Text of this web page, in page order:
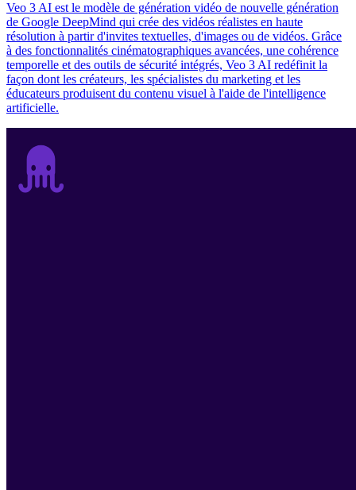
Veo 3 AI est le modèle de génération vidéo de nouvelle génération
de Google DeepMind qui crée des vidéos réalistes en haute
résolution à partir d'invites textuelles, d'images ou de vidéos. Grâce
à des fonctionnalités cinématographiques avancées, une cohérence
temporelle et des outils de sécurité intégrés, Veo 3 AI redéfinit la
façon dont les créateurs, les spécialistes du marketing et les
éducateurs produisent du contenu visuel à l'aide de l'intelligence
artificielle.